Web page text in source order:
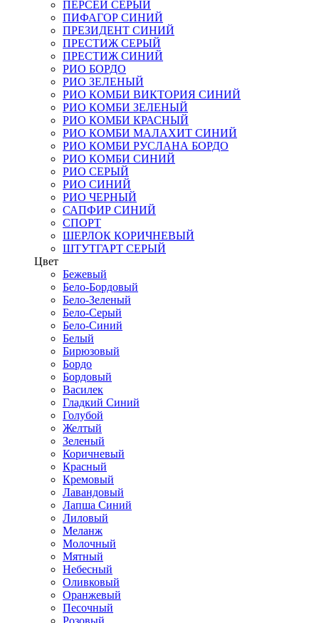
ПЕРСЕЙ СЕРЫЙ
ПИФАГОР СИНИЙ
ПРЕЗИДЕНТ СИНИЙ
ПРЕСТИЖ СЕРЫЙ
ПРЕСТИЖ СИНИЙ
РИО БОРДО
РИО ЗЕЛЕНЫЙ
РИО КОМБИ ВИКТОРИЯ СИНИЙ
РИО КОМБИ ЗЕЛЕНЫЙ
РИО КОМБИ КРАСНЫЙ
РИО КОМБИ МАЛАХИТ СИНИЙ
РИО КОМБИ РУСЛАНА БОРДО
РИО КОМБИ СИНИЙ
РИО СЕРЫЙ
РИО СИНИЙ
РИО ЧЕРНЫЙ
САПФИР СИНИЙ
СПОРТ
ШЕРЛОК КОРИЧНЕВЫЙ
ШТУТГАРТ СЕРЫЙ
Цвет
Бежевый
Бело-Бордовый
Бело-Зеленый
Бело-Серый
Бело-Синий
Белый
Бирюзовый
Бордо
Бордовый
Василек
Гладкий Синий
Голубой
Желтый
Зеленый
Коричневый
Красный
Кремовый
Лавандовый
Лапша Синий
Лиловый
Меланж
Молочный
Мятный
Небесный
Оливковый
Оранжевый
Песочный
Розовый